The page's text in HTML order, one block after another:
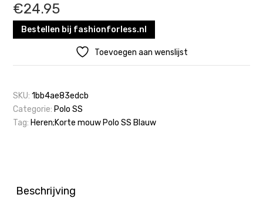
€24.95
Bestellen bij fashionforless.nl
Toevoegen aan wenslijst
SKU:1bb4ae83edcb
Categorie: Polo SS
Tag: Heren;Korte mouw Polo SS Blauw
Beschrijving